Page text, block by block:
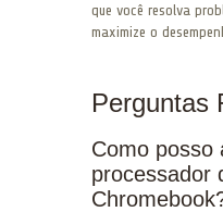
que você resolva
maximize o
Perguntas
Como posso
processador